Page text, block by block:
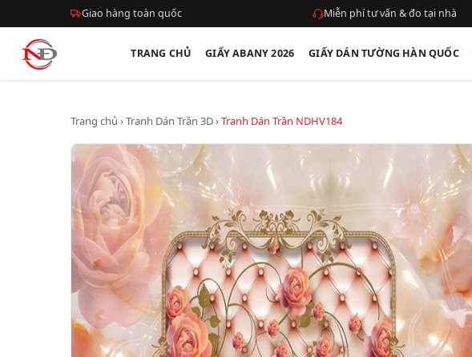
Giao hàng toàn quốc Miễn phí tư vấn & đo tại nhà
TRANG CHỦ GIẤY ABANY 2026 GIẤY DÁN TƯỜNG HÀN QUỐC
Trang chủ ›Tranh Dán Trần 3D›Tranh Dán Trần NDHV184